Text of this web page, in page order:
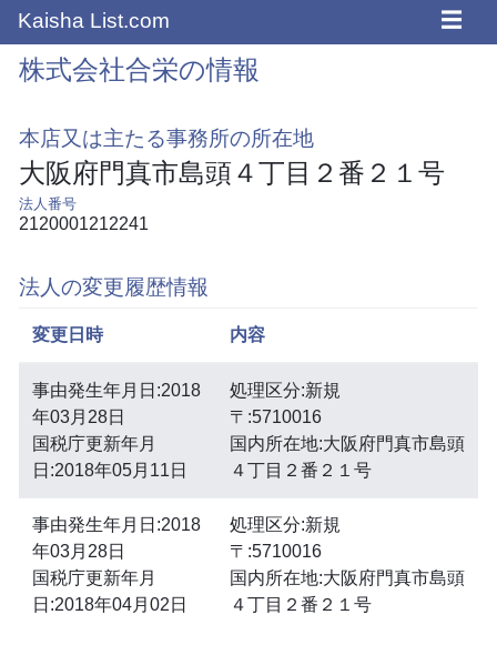
Kaisha List.com ☰
株式会社合栄の情報
本店又は主たる事務所の所在地
大阪府門真市島頭４丁目２番２１号
法人番号
2120001212241
法人の変更履歴情報
変更日時 内容
事由発生年月日:2018
年03月28日
国税庁更新年月
日:2018年05月11日
処理区分:新規
〒:5710016
国内所在地:大阪府門真市島頭
４丁目２番２１号
事由発生年月日:2018
年03月28日
国税庁更新年月
日:2018年04月02日
処理区分:新規
〒:5710016
国内所在地:大阪府門真市島頭
４丁目２番２１号